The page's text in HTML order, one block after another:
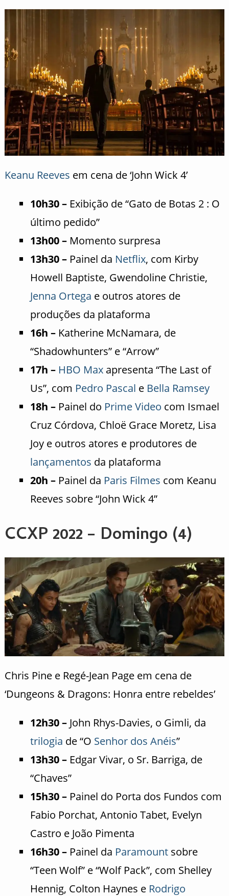
Keanu Reeves em cena de ‘John Wick 4’
10h30 – Exibição de “Gato de Botas 2 : O
último pedido”
13h00 – Momento surpresa
13h30 – Painel da Netflix, com Kirby
Howell Baptiste, Gwendoline Christie,
Jenna Ortega e outros atores de
produções da plataforma
16h –Katherine McNamara, de
“Shadowhunters” e “Arrow”
17h – HBO Maxapresenta “The Last of
Us”, com Pedro Pascal e Bella Ramsey
18h – Painel do Prime Video com Ismael
Cruz Córdova, Chloë Grace Moretz, Lisa
Joy e outros atores e produtores de
lançamentos da plataforma
20h – Painel da Paris Filmes com Keanu
Reeves sobre “John Wick 4”
CCXP 2022 – Domingo (4)
Chris Pine e Regé-Jean Page em cena de
‘Dungeons & Dragons: Honra entre rebeldes’
12h30 –John Rhys-Davies, o Gimli, da
trilogia de “O Senhor dos Anéis”
13h30 – Edgar Vivar, o Sr. Barriga, de
“Chaves”
15h30 –Painel do Porta dos Fundos com
Fabio Porchat, Antonio Tabet, Evelyn
Castro e João Pimenta
16h30 –Painel da Paramountsobre
“Teen Wolf” e “Wolf Pack”, com Shelley
Hennig, Colton Haynes e Rodrigo